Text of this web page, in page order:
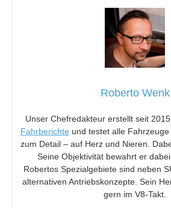
Roberto Wenk
Unser Chefredakteur erstellt seit
Fahrberichte und testet alle
zum Detail – auf Herz und Nieren.
Seine Objektivität bewahrt er
Robertos Spezialgebiete sind neben
alternativen Antriebskonzepte. Sein
gern im V8-Takt.